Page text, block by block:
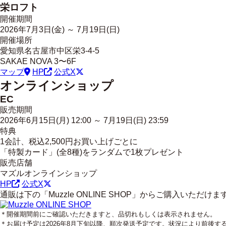
栄ロフト
開催期間
2026年7 月 3日(金) ～ 7 月 19日(日)
開催場所
愛知県名古屋市中区栄3-4-5
SAKAE NOVA 3〜6F
マップ
HP 公式X
オンラインショップ
EC
販売期間
2026年6月 15日(月) 12:00 ～ 7 月 19日(日) 23:59
特典
1会計、税込2,500円お買い上げごとに
「特製カード」(全8種)をランダムで1枚プレゼント
販売店舗
マズルオンラインショップ
HP
公式X
通販は下の「Muzzle ONLINE SHOP」から ご購入いただけま
＊開催期間前にご確認いただきますと、品切れもしくは表示されません。
＊お届け予定は2026年8月下旬以降、順次発送予定です。状況により前後す